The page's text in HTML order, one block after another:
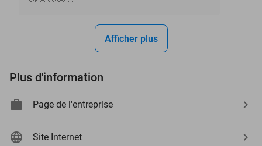
Afficher plus
Plus d'information
Page de l'entreprise
Site Internet